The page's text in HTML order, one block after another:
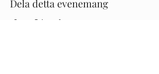
Dela detta evenemang